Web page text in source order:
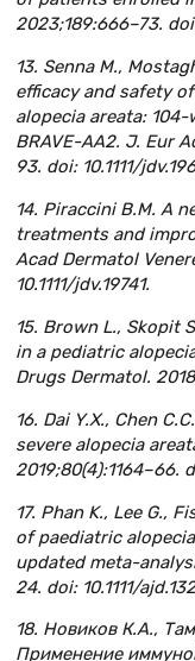
2023;189:666–73.
13. Senna M.,
efficacy and safety
alopecia areata:
BRAVE-AA2. J. Eur
93. doi: 10.1111/
14. Piraccini B.M. A
treatments and
Acad Dermatol
10.1111/jdv.19741.
15. Brown L., Skopit
in a pediatric
Drugs Dermatol.
16. Dai Y.X., Chen
severe alopecia
2019;80(4):1164–66.
17. Phan K., Lee G.,
of paediatric
updated meta-
24. doi: 10.1111/
18. Новиков К.А.,
Применение